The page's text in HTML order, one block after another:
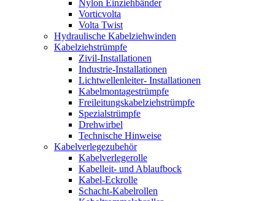
Nylon Einziehbänder
Vorticvolta
Volta Twist
Hydraulische Kabelziehwinden
Kabelziehstrümpfe
Zivil-Installationen
Industrie-Installationen
Lichtwellenleiter- Installationen
Kabelmontagestrümpfe
Freileitungskabelziehstrümpfe
Spezialstrümpfe
Drehwirbel
Technische Hinweise
Kabelverlegezubehör
Kabelverlegerolle
Kabelleit- und Ablaufbock
Kabel-Eckrolle
Schacht-Kabelrollen